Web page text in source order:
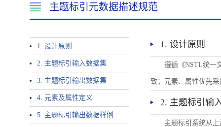
主题标引元数据描述规范
1. 设计原则
2. 主题标引输入数据集
3. 主题标引输出数据集
4. 元素及属性定义
5. 主题标引输出数据样例
1. 设计原则
遵循《NSTL统一
致；元素、属性优先
2. 主题标引输
主题标引系统从